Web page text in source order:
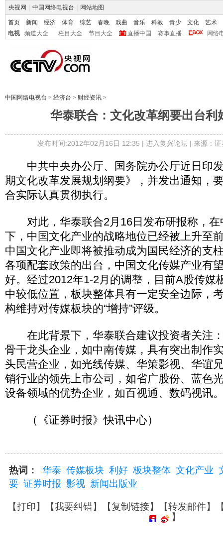
央视网 中国网络电视台 网站地图
首页 新闻 经济 体育 综艺 春晚 戏曲 音乐 科教 青少 文化
艺术
电视
频道大全 栏目大全 节目大全 直播中国 赛事直播 网络
中国网络电视台 > 经济台 > 财经资讯 >
华泰联合：文化改革纲要出台利
发布时间:2012年02月16日 12:35 | 进入复兴论坛| 来源：
中共中央办公厅、国务院办公厅近日印发
期文化改革发展规划纲要》，并发出通知，
合实际认真贯彻执行。
对此，华泰联合2月16日发布研报称，在
下，中国文化产业的战略地位已经被上升至
中国文化产业即将被推动成为国民经济的支
各项配套政策的出台，中国文化传媒产业有
好。经过2012年1-2月的调整，目前A股传媒
中较低位置，板块整体具有一定安全边际，
构维持对传媒板块的“增持”评级。
在此背景下，华泰联合建议投资者关注
骨干龙头企业，如中南传媒，具有突出制作
头民营企业，如光线传媒、华策影视、华谊
销行业的领先上市公司，如省广股份、蓝色
设备领域的优势企业，如百视通、数码视讯
（《证券时报》快讯中心）
热词： 华泰 传媒板块 利好 板块整体 文化产业
要 证券时报 影视 新闻出版业
【打印】【我要纠错】【复制链接】【转发邮件】
】